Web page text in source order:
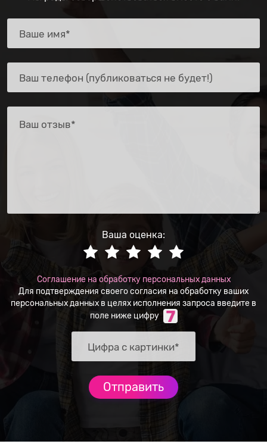
Ваша оценка:
Соглашение на обработку персональных данных
Для подтверждения своего согласия на обработку ваших
персональных данных в целях исполнения запроса введите в
поле ниже цифру